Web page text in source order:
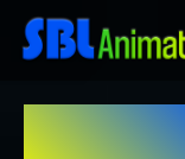
Le